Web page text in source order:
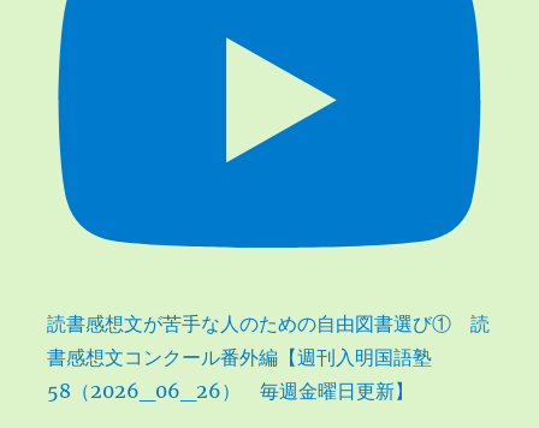
読書感想文が苦手な人のための自由図書選び① 読
書感想文コンクール番外編【週刊入明国語塾
58（2026_06_26） 毎週金曜日更新】